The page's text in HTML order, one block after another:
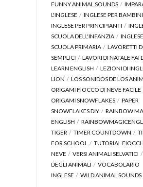
FUNNY ANIMAL SOUNDS
L'INGLESE
INGLESE PER BAMBINI
INGLESE PER PRINCIPIANTI
SCUOLA DELL'INFANZIA
INGLESE
SCUOLA PRIMARIA
LAVORETTI
SEMPLICI
LAVORI DI NATALE FAI
LEARN ENGLISH
LEZIONI DI
LION
LOS SONIDOS DE LOS
ORIGAMI FIOCCO DI NEVE FACILE
ORIGAMI SNOWFLAKES
PAPER
SNOWFLAKES DIY
RAINBOW
ENGLISH
TIGER
TIMER COUNTDOWN
FOR SCHOOL
TUTORIAL
NEVE
VERSI ANIMALI SELVATICI
DEGLI ANIMALI
VOCABOLARIO
INGLESE
WILD ANIMAL SOUNDS